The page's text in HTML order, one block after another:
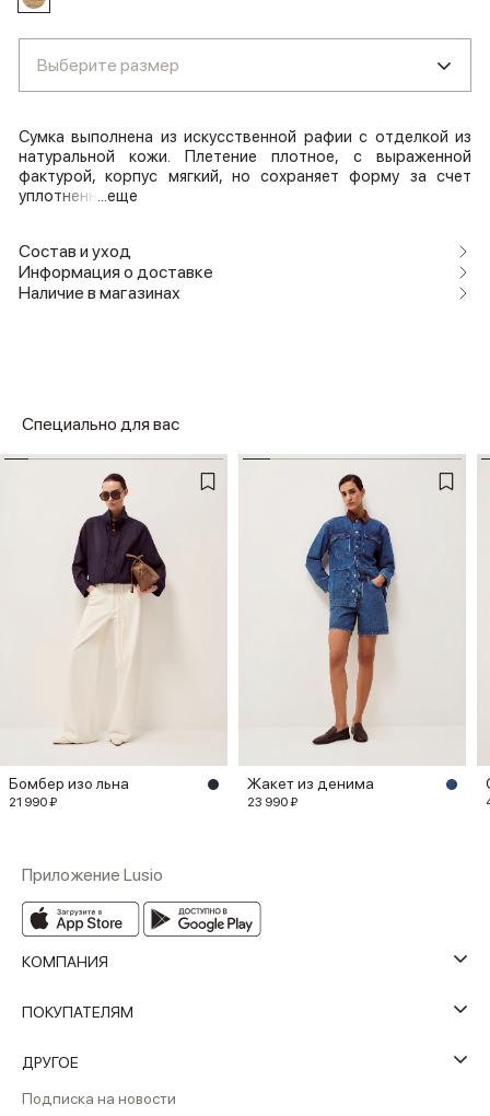
Выберите размер
Сумка выполнена из искусственной рафии с отделкой из
натуральной кожи. Плетение плотное, с выраженной
фактурой, корпус мягкий, но сохраняет форму за счет
уплотненн ...еще
Состав и уход
Информация о доставке
Наличие в магазинах
Специально для вас
Бомбер изо льна
21 990 ₽
Жакет из денима
23 990 ₽
Приложение Lusio
КОМПАНИЯ
ПОКУПАТЕЛЯМ
ДРУГОЕ
Подписка на новости